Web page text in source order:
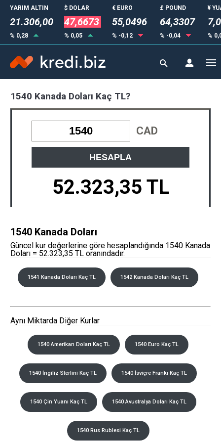
YARIM ALTIN
21.306,00
% 0,28
$ DOLAR
47,6673
% 0,05
€ EURO
55,0496
% -0,12
£ POUND
64,3307
% -0,04
¥
%
1540 Kanada Doları Kaç TL?
CAD
HESAPLA
52.323,35 TL
1540 Kanada Doları
Güncel kur değerlerine göre hesaplandığında 1540 Kanada
Doları = 52.323,35 TL oranındadır.
1541 Kanada Doları Kaç TL 1542 Kanada Doları Kaç TL
Aynı Miktarda Diğer Kurlar
1540 Amerikan Doları Kaç TL 1540 Euro Kaç TL
1540 İngiliz Sterlini Kaç TL 1540 İsviçre Frankı Kaç TL
1540 Çin Yuanı Kaç TL 1540 Avustralya Doları Kaç TL
1540 Rus Rublesi Kaç TL